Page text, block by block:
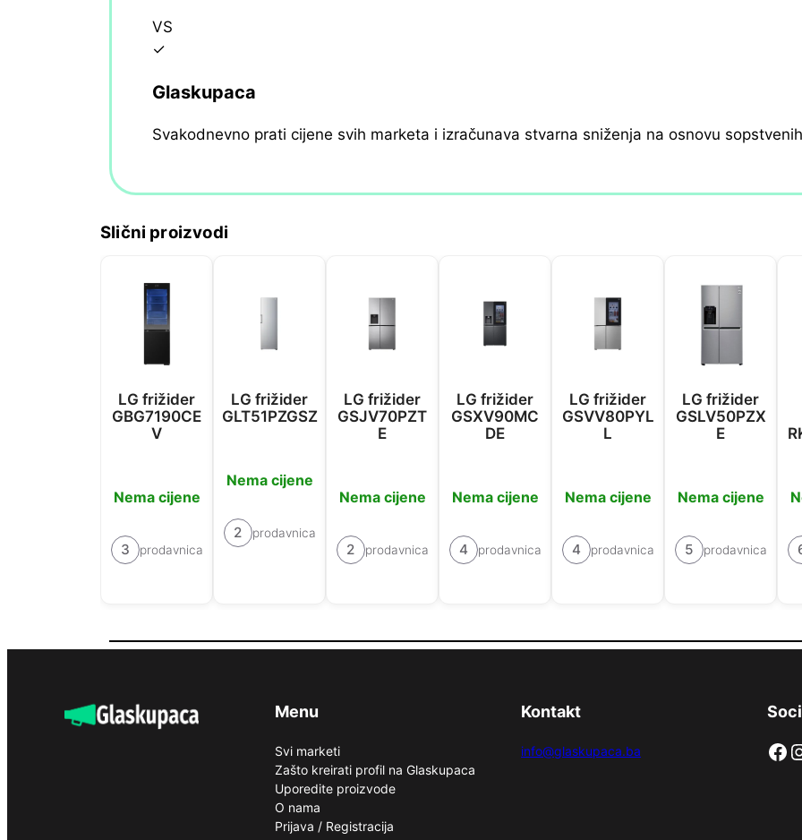
VS
✓
Glaskupaca
Svakodnevno prati cijene svih marketa i izračunava stvarna sniženja na osnovu
Slični proizvodi
LG frižider
GBG7190CE
V
Nema cijene
3 prodavnica
LG frižider
GLT51PZGSZ
Nema cijene
2 prodavnica
LG frižider
GSJV70PZT
E
Nema cijene
2 prodavnica
LG frižider
GSXV90MC
DE
Nema cijene
4 prodavnica
LG frižider
GSVV80PYL
L
Nema cijene
4 prodavnica
LG frižider
GSLV50PZX
E
Nema cijene
5 prodavnica
Menu
Svi marketi
Zašto kreirati profil na Glaskupaca
Uporedite proizvode
O nama
Prijava / Registracija
Kontakt
info@glaskupaca.ba Facebook